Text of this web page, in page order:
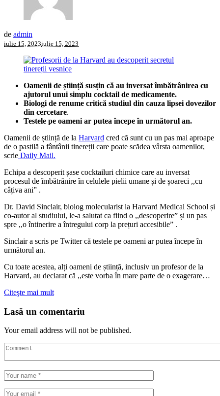
de admin
iulie 15, 2023iulie 15, 2023
Oamenii de știință susțin că au inversat îmbătrânirea cu
ajutorul unui simplu cocktail de medicamente.
Biologi de renume critică studiul din cauza lipsei dovezilor
din cercetare.
Testele pe oameni ar putea începe în următorul an.
Oamenii de știință de la Harvard cred că sunt cu un pas mai aproape
de o pastilă a fântânii tinereții care poate scădea vârsta oamenilor,
scrie Daily Mail.
Echipa a descoperit șase cocktailuri chimice care au inversat
procesul de îmbătrânire în celulele pielii umane și de șoareci ,,cu
câțiva ani” .
Dr. David Sinclair, biolog molecularist la Harvard Medical School și
co-autor al studiului, le-a salutat ca fiind o ,,descoperire” și un pas
spre ,,o întinerire a întregului corp la prețuri accesibile” .
Sinclair a scris pe Twitter că testele pe oameni ar putea începe în
următorul an.
Cu toate acestea, alți oameni de știință, inclusiv un profesor de la
Harvard, au declarat că ,,este vorba în mare parte de o exagerare…
Citeşte mai mult
Lasă un comentariu
Your email address will not be published.